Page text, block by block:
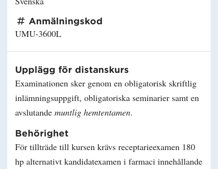
Anmälningskod
UMU-3600L
Upplägg för distanskurs
Examinationen sker genom en obligatorisk skriftlig
inlämningsuppgift, obligatoriska seminarier samt en
avslutande muntlig hemtentamen.
Behörighet
För tillträde till kursen krävs receptarieexamen 180
hp alternativt kandidatexamen i farmaci innehållande